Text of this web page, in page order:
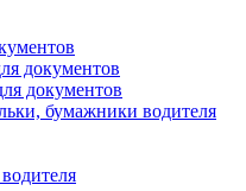
документов
документов
бумажники водителя